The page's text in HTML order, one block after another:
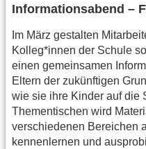
Informationsabend –
Im März gestalten
Kolleg*innen der Schule
einen gemeinsamen
Eltern der zukünftigen
wie sie ihre Kinder auf die
Thementischen wird
verschiedenen Bereichen
kennenlernen und